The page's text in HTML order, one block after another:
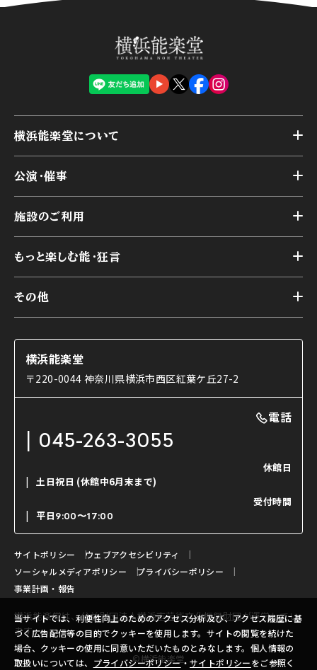
当サイトでは、利便性向上のためのアクセス分析及び、アクセス履歴に基
づく広告配信等の目的でクッキーを使用します。サイトの閲覧を続けた
場合、クッキーの使用に同意いただいたものとみなします。個人情報の
取扱いについては、 プライバシーポリシー・サイトポリシーをご参照く
横浜能楽堂について
横浜能楽堂が取り組んだ事業
能舞台の歴史と特徴
様々なお客様に向けて
本舞台座席
交通アクセス
公演・催事
アーカイブ
施設のご利用
第二舞台
研修室
楽屋
ご利用の流れ
利用料金表
もっと楽しむ能・狂言
能舞台と演じ手
使用する道具
能・狂言の曲目説明
日本の古典芸能
その他
コラム
OTABISHO
チケット購入方法
ご寄附について
よくいただくご質問
お問い合わせ
横浜能楽堂
〒220-0044 神奈川県横浜市西区紅葉ケ丘27-2
電話
045-263-3055
休館日
土日祝日 (休館中6月末まで)
受付時間
平日9:00〜17:00
サイトポリシー
ウェブアクセシビリティ
ソーシャルメディアポリシー
プライバシーポリシー
事業計画・報告
横浜能楽堂は、公益財団法人横浜市芸術文化振興財団が運営してい
ます。
©横浜能楽堂